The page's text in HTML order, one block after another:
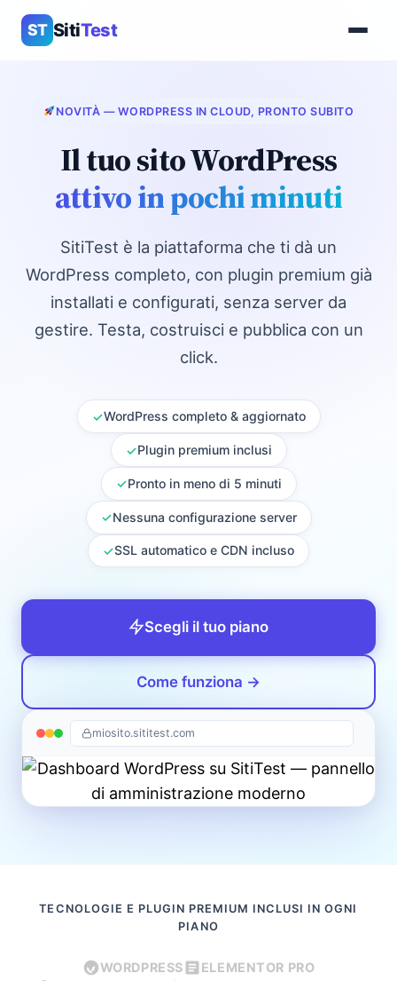
ST SitiTest
NOVITÀ — WORDPRESS IN CLOUD, PRONTO SUBITO
Il tuo sito WordPress
attivo in pochi minuti
SitiTest è la piattaforma che ti dà un
WordPress completo, con plugin premium già
installati e configurati, senza server da
gestire. Testa, costruisci e pubblica con un
click.
✓WordPress completo & aggiornato
✓Plugin premium inclusi
✓Pronto in meno di 5 minuti
✓Nessuna configurazione server
✓SSL automatico e CDN incluso
Scegli il tuo piano
Come funziona →
miosito.sititest.com
TECNOLOGIE E PLUGIN PREMIUM INCLUSI IN OGNI
PIANO
WORDPRESS
ELEMENTOR PRO